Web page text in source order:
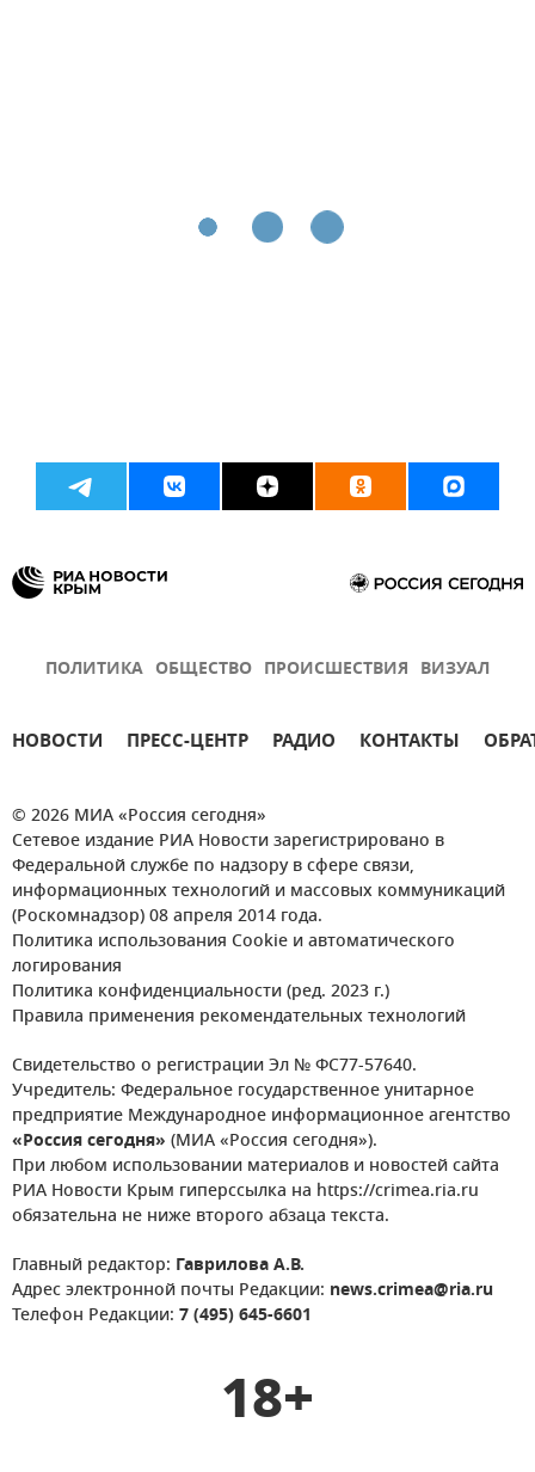
ПОЛИТИКА ОБЩЕСТВО ПРОИСШЕСТВИЯ ВИЗУАЛ
НОВОСТИ ПРЕСС-ЦЕНТР РАДИО КОНТАКТЫ
© 2026 МИА «Россия сегодня»
Сетевое издание РИА Новости зарегистрировано в
Федеральной службе по надзору в сфере связи,
информационных технологий и массовых коммуникаций
(Роскомнадзор) 08 апреля 2014 года.
Политика использования Cookie и автоматического
логирования
Политика конфиденциальности (ред. 2023 г.)
Правила применения рекомендательных технологий
Свидетельство о регистрации Эл № ФС77-57640.
Учредитель: Федеральное государственное унитарное
предприятие Международное информационное агентство
«Россия сегодня» (МИА «Россия сегодня»).
При любом использовании материалов и новостей сайта
РИА Новости Крым гиперссылка на https://crimea.ria.ru
обязательна не ниже второго абзаца текста.
Главный редактор: Гаврилова А.В.
Адрес электронной почты Редакции: news.crimea@ria.ru
Телефон Редакции: 7 (495) 645-6601
18+